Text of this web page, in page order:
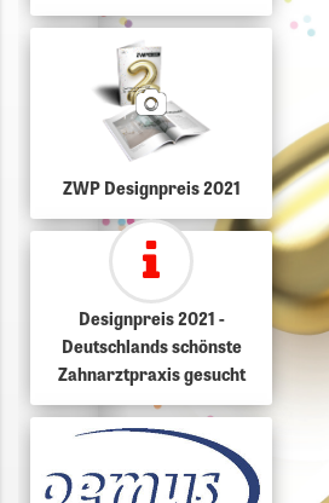
ZWP Designpreis 2021
Designpreis 2021 -
Deutschlands schönste
Zahnarztpraxis gesucht